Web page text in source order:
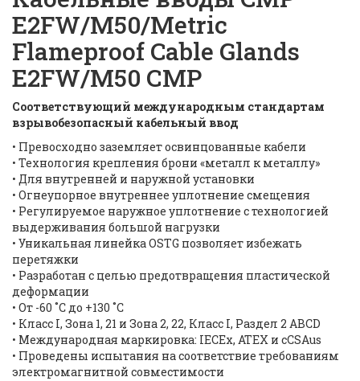
E2FW/M50/Metric
Flameproof Cable Glands
E2FW/M50 СМP
Соответствующий международным стандартам
взрывобезопасный кабельный ввод
• Превосходно заземляет освинцованные кабели
• Технология крепления брони «металл к металлу»
• Для внутренней и наружной установки
• Огнеупорное внутреннее уплотнение смещения
• Регулируемое наружное уплотнение с технологией
выдерживания большой нагрузки
• Уникальная линейка OSTG позволяет избежать
перетяжки
• Разработан с целью предотвращения пластической
деформации
• От -60 ˚C до +130 ˚C
• Класс I, Зона 1, 21 и Зона 2, 22, Класс I, Раздел 2 ABCD
• Международная маркировка: IECEx, ATEX и cCSAus
• Проведены испытания на соответствие требованиям
электромагнитной совместимости